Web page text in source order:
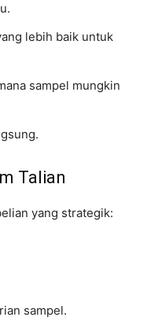
lebih baik untuk
sampel mungkin
Talian
yang strategik:
sampel.